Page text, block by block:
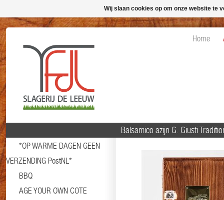
Home
*OP WARME DAGEN GEEN
VERZENDING PostNL*
BBQ
AGE YOUR OWN COTE
Balsamico azijn G. Giusti
Wij slaan cookies op om onze website te